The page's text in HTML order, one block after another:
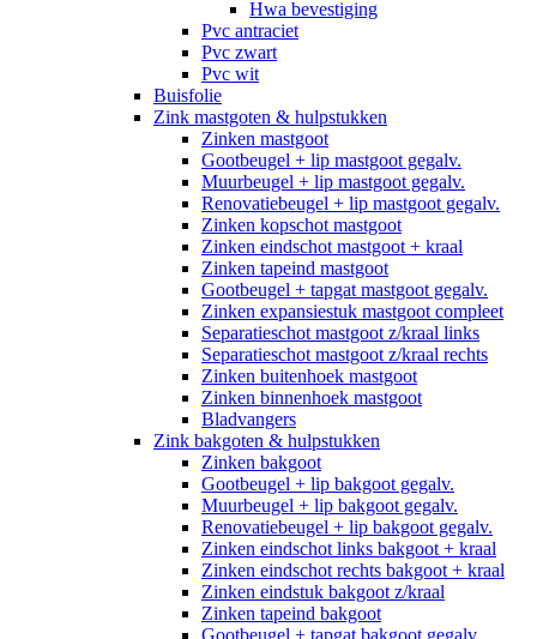
Hwa bevestiging
Pvc antraciet
Pvc zwart
Pvc wit
Buisfolie
Zink mastgoten & hulpstukken
Zinken mastgoot
Gootbeugel + lip mastgoot gegalv.
Muurbeugel + lip mastgoot gegalv.
Renovatiebeugel + lip mastgoot gegalv.
Zinken kopschot mastgoot
Zinken eindschot mastgoot + kraal
Zinken tapeind mastgoot
Gootbeugel + tapgat mastgoot gegalv.
Zinken expansiestuk mastgoot compleet
Separatieschot mastgoot z/kraal links
Separatieschot mastgoot z/kraal rechts
Zinken buitenhoek mastgoot
Zinken binnenhoek mastgoot
Bladvangers
Zink bakgoten & hulpstukken
Zinken bakgoot
Gootbeugel + lip bakgoot gegalv.
Muurbeugel + lip bakgoot gegalv.
Renovatiebeugel + lip bakgoot gegalv.
Zinken eindschot links bakgoot + kraal
Zinken eindschot rechts bakgoot + kraal
Zinken eindstuk bakgoot z/kraal
Zinken tapeind bakgoot
Gootbeugel + tapgat bakgoot gegalv.